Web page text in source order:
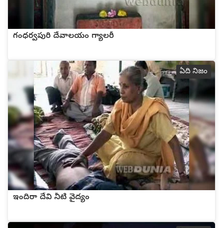
గంధర్వపురి దేవాలయం గ్యాలరీ
ఏది నిజం
ఇందిరా దేవి నీటి వైద్యం